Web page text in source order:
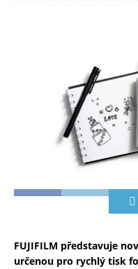
FUJIFILM představuje
určenou pro rychlý tisk